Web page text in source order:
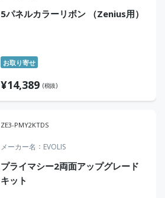
5パネルカラーリボン （Zenius用）
お取り寄せ
¥14,389 (税抜)
ZE3-PMY2KTDS
メーカー名 EVOLIS
プライマシー2両面アップグレード
キット